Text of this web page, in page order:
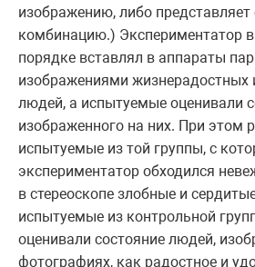
изображению, либо представляет
комбинацию.) Экспериментатор
порядке вставлял в аппараты
изображениями жизнерадостных
людей, а испытуемые оценивали
изображенного на них. При этом
испытуемые из той группы, с
экспериментатор обходился
в стереоскопе злобные и
испытуемые из контрольной
оценивали состояние людей,
фотографиях, как радостное и